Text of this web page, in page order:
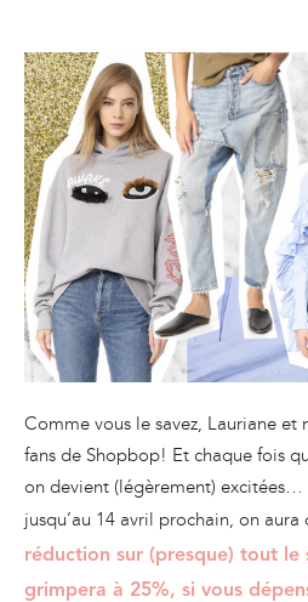
Comme vous le savez, Lauriane et
fans de Shopbop! Et chaque fois
on devient (légèrement) excitées…
jusqu’au 14 avril prochain, on aura
réduction sur (presque) tout
grimpera à 25%, si vous